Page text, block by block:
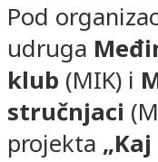
Pod
udruga
klub (MIK) i
stručnjaci
projekta „Kaj